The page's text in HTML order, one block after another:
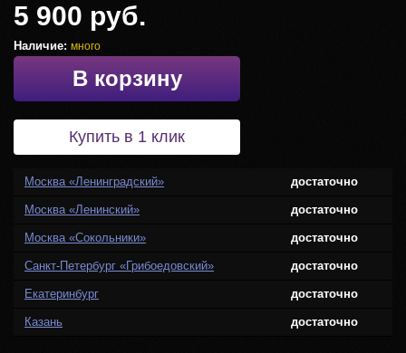
5 900 руб.
Наличие: много
В корзину
Купить в 1 клик
Москва «Ленинградский» достаточно
Москва «Ленинский» достаточно
Москва «Сокольники» достаточно
Санкт-Петербург «Грибоедовский» достаточно
Екатеринбург достаточно
Казань достаточно